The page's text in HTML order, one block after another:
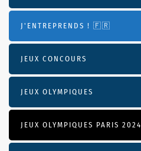
J'ENTREPRENDS ! 🇫🇷
JEUX CONCOURS
JEUX OLYMPIQUES
JEUX OLYMPIQUES PARIS 2024